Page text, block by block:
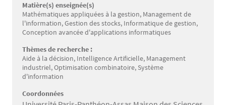
Matière(s) enseignée(s)
Mathématiques appliquées à la gestion, Management de
l'information, Gestion des stocks, Informatique de gestion,
Conception avancée d'applications informatiques
Thèmes de recherche :
Aide à la décision, Intelligence Artificielle, Management
industriel, Optimisation combinatoire, Système
d'information
Coordonnées